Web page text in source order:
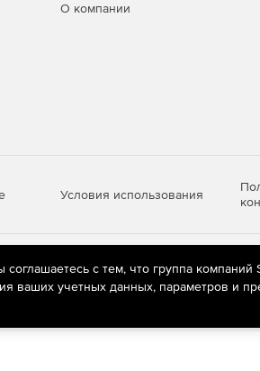
О компании
Условия использования
технологии(информационные
сети «Интернет»,
с тем, что группа компаний
ваших учетных данных, параметров и